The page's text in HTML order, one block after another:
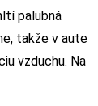
palubná
takže v aute
vzduchu. Na